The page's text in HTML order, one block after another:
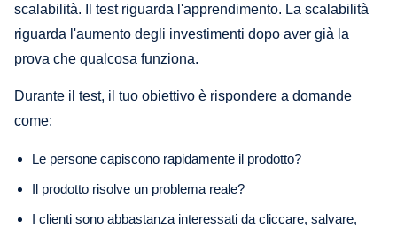
scalabilità. Il test riguarda l'apprendimento. La scalabilità
riguarda l'aumento degli investimenti dopo aver già la
prova che qualcosa funziona.
Durante il test, il tuo obiettivo è rispondere a domande
come:
Le persone capiscono rapidamente il prodotto?
Il prodotto risolve un problema reale?
I clienti sono abbastanza interessati da cliccare, salvare,